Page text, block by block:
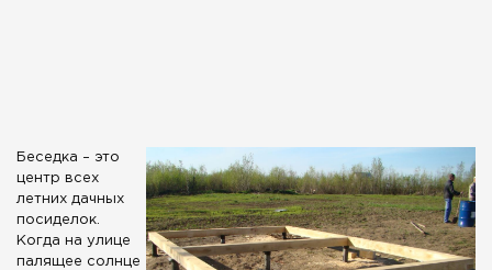
Беседка – это
центр всех
летних дачных
посиделок.
Когда на улице
палящее солнце